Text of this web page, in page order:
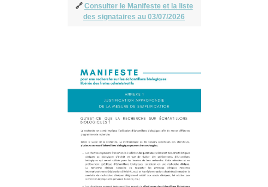
🔗 Consulter le Manifeste et la liste
des signataires au 03/07/2026